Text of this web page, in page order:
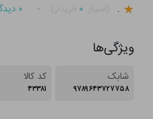
. ۰ ۰
ویژگی‌ها
شابک
۹۷۸۹۶۴۳۷۲۷۷۵۸
کد کالا
۴۳۳۸۱